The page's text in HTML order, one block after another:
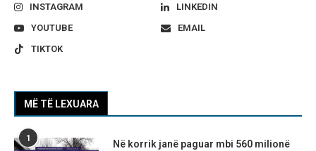
INSTAGRAM
LINKEDIN
YOUTUBE
EMAIL
TIKTOK
MË TË LEXUARA
1
Në korrik janë paguar mbi 560 milionë